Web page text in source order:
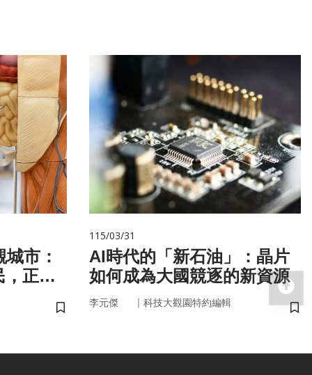
市：
，正悄
儲存書籤
115/03/31
AI時代的「新石油」：晶片
如何成為大國競逐的新資源
李元傑 ｜ 科技大觀園特約編輯
儲